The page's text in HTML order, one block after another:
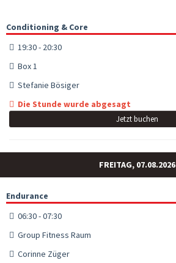
Conditioning & Core
19:30 - 20:30
Box 1
Stefanie Bösiger
Die Stunde wurde abgesagt
Jetzt buchen
FREITAG, 07.08.2026
Endurance
06:30 - 07:30
Group Fitness Raum
Corinne Züger